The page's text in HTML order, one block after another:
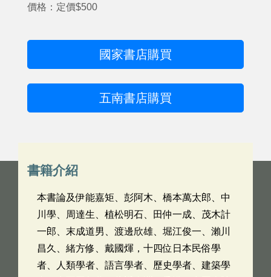
價格：定價$500
國家書店購買
五南書店購買
書籍介紹
本書論及伊能嘉矩、彭阿木、橋本萬太郎、中
川學、周達生、植松明石、田仲一成、茂木計
一郎、末成道男、渡邊欣雄、堀江俊一、瀨川
昌久、緒方修、戴國煇，十四位日本民俗學
者、人類學者、語言學者、歷史學者、建築學